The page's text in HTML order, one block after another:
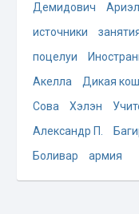
Демидович
источники
поцелуи
Акелла
Дикая
Сова
Хэлэн
Александр П.
Боливар
армия